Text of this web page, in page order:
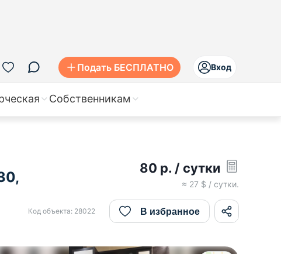
Подать БЕСПЛАТНО Вход
Собственникам
80 р. / сутки
≈ 27 $ / сутки.
Код объекта: 28022 В избранное